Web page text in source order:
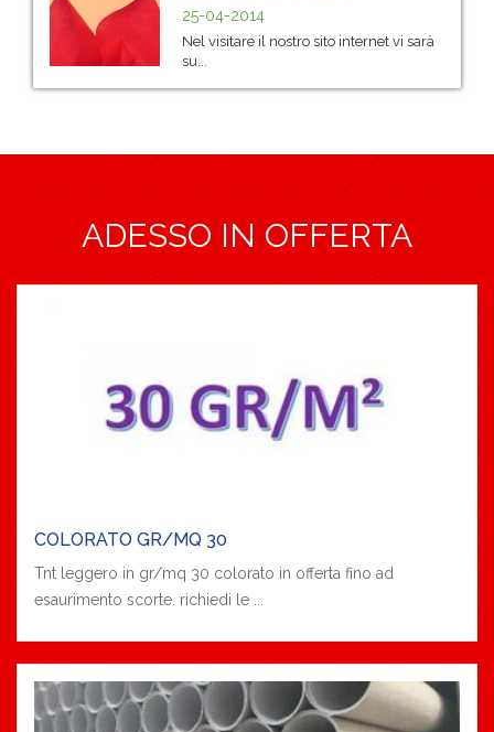
25-04-2014
Nel visitare il nostro sito internet vi sarà
su...
ADESSO IN OFFERTA
COLORATO GR/MQ 30
Tnt leggero in gr/mq 30 colorato in offerta fino ad
esaurimento scorte. richiedi le ...